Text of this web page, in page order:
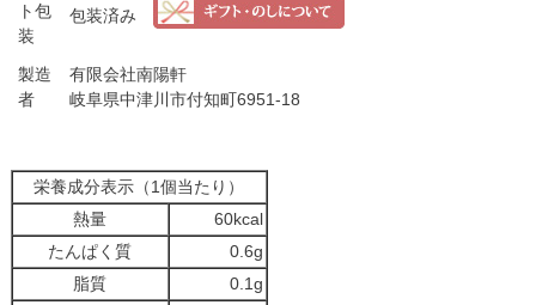
ト包
装
包装済み
製造
者
有限会社南陽軒
岐阜県中津川市付知町6951-18
栄養成分表示（1個当たり）
熱量
60kcal
たんぱく質
0.6g
脂質
0.1g